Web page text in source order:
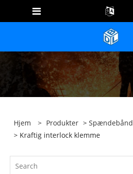
Hjem > Produkter >Spændebånd
> Kraftig interlock klemme